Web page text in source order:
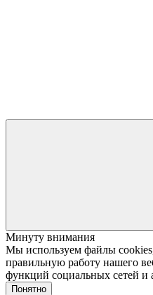
Минуту внимания
Мы используем файлы
правильную работу нашего
функций социальных сетей и
Понятно